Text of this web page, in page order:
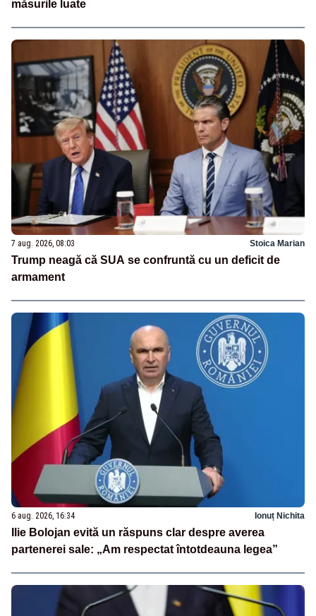
măsurile luate
7 aug. 2026, 08:03 Stoica Marian
Trump neagă că SUA se confruntă cu un deficit de
armament
6 aug. 2026, 16:34 Ionuț Nichita
Ilie Bolojan evită un răspuns clar despre averea
partenerei sale: „Am respectat întotdeauna legea”